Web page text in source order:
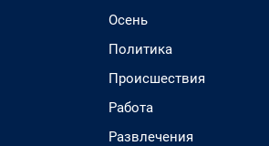
Осень
Политика
Происшествия
Работа
Развлечения